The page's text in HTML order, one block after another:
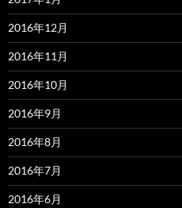
2016年12月
2016年11月
2016年10月
2016年9月
2016年8月
2016年7月
2016年6月